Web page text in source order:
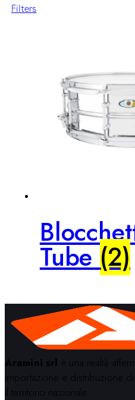
Filters
Tube(2)
Aramini srl è una realtà
importazione e distribuzione di
il territorio nazionale.